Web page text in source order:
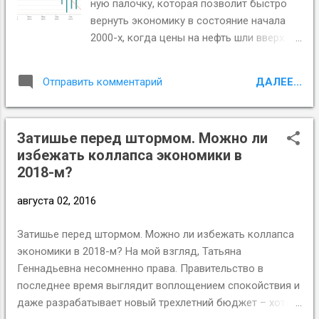
четыре квартала, или разово на 1,45 п. п.,
если весь рост дефицита (и инфляции)
приходится на один квартал. Расчеты
только на один год, а затем снижается на
варианте ключевая ставка будет выше, ч...
ную па­лоч­ку, ко­то­рая поз­во­лит быст­ро
вер­нуть эко­но­ми­ку в со­сто­я­ние на­ча­ла
2000-х, когда цены на нефть шли вверх.
2018 года: они под­ра­зу­ме­ва­ют от­стра­не­
ние ряда вли­я­тель­ных людей от их роли в
ти­я­ми и со­кра­ще­ние го­су­дар­ствен­ных
рас­хо­дов, чре­ва­тое сни­же­ни­ем под­держ­
01/putin-dolzhen-vybrat-mezhdu-
Но, по сло­вам людей, участ­во­вав­ших в
об­суж­де­ни­ях, пре­зи­дент ищет вол­шеб­
ную па­лоч­ку, ко­то­рая поз­во­лит быст­ро
вер­нуть эко­но­ми­ку в со­сто­я­ние на­ча­ла
2000-х, когда цены на нефть шли вверх.
Отправить комментарий ДАЛЕЕ...
Затишье перед штормом. Можно ли
избежать коллапса экономики в
2018-м?
августа 02, 2016
Затишье перед штормом. Можно ли избежать коллапса
экономики в 2018-м? На мой взгляд, Татьяна
Геннадьевна несомненно права. Правительство в
последнее время выглядит воплощением спокойствия и
даже разрабатывает новый трехлетний бюджет – хотя